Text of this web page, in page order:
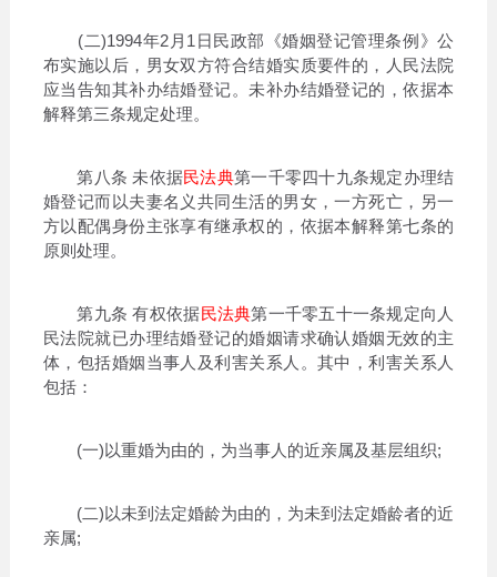
(二)1994年2月1日民政部《婚姻登记管理条例》公
布实施以后，男女双方符合结婚实质要件的，人民法院
应当告知其补办结婚登记。未补办结婚登记的，依据本
解释第三条规定处理。
第八条 未依据民法典第一千零四十九条规定办理结
婚登记而以夫妻名义共同生活的男女，一方死亡，另一
方以配偶身份主张享有继承权的，依据本解释第七条的
原则处理。
第九条 有权依据民法典第一千零五十一条规定向人
民法院就已办理结婚登记的婚姻请求确认婚姻无效的主
体，包括婚姻当事人及利害关系人。其中，利害关系人
包括：
(一)以重婚为由的，为当事人的近亲属及基层组织;
(二)以未到法定婚龄为由的，为未到法定婚龄者的近
亲属;